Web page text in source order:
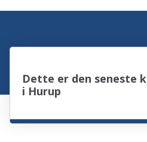
Dette er den seneste
i Hurup